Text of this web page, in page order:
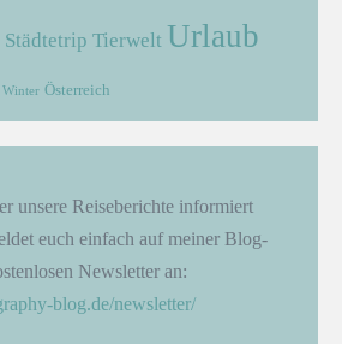
Städtetrip Tierwelt Urlaub
Winter Österreich
unsere Reiseberichte informiert
euch einfach auf meiner Blog-
Newsletter an:
blog.de/newsletter/